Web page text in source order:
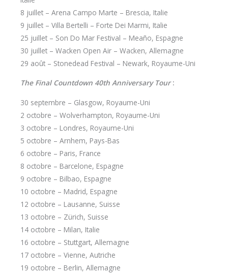
8 juillet – Arena Campo Marte – Brescia, Italie
9 juillet – Villa Bertelli – Forte Dei Marmi, Italie
25 juillet – Son Do Mar Festival – Meaño, Espagne
30 juillet – Wacken Open Air – Wacken, Allemagne
29 août – Stonedead Festival – Newark, Royaume-Uni
The Final Countdown 40th Anniversary Tour:
30 septembre – Glasgow, Royaume-Uni
2 octobre – Wolverhampton, Royaume-Uni
3 octobre – Londres, Royaume-Uni
5 octobre – Arnhem, Pays-Bas
6 octobre – Paris, France
8 octobre – Barcelone, Espagne
9 octobre – Bilbao, Espagne
10 octobre – Madrid, Espagne
12 octobre – Lausanne, Suisse
13 octobre – Zürich, Suisse
14 octobre – Milan, Italie
16 octobre – Stuttgart, Allemagne
17 octobre – Vienne, Autriche
19 octobre – Berlin, Allemagne